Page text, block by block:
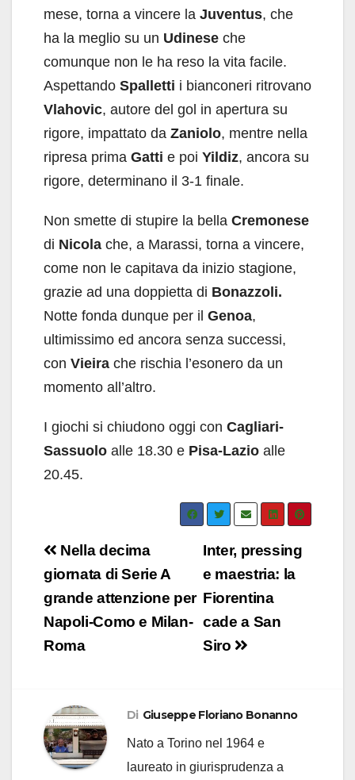
mese, torna a vincere la Juventus, che
ha la meglio su un Udinese che
comunque non le ha reso la vita facile.
Aspettando Spalletti i bianconeri ritrovano
Vlahovic, autore del gol in apertura su
rigore, impattato da Zaniolo, mentre nella
ripresa prima Gatti e poi Yildiz, ancora su
rigore, determinano il 3-1 finale.
Non smette di stupire la bella Cremonese
di Nicola che, a Marassi, torna a vincere,
come non le capitava da inizio stagione,
grazie ad una doppietta di Bonazzoli.
Notte fonda dunque per il Genoa,
ultimissimo ed ancora senza successi,
con Vieira che rischia l’esonero da un
momento all’altro.
I giochi si chiudono oggi con Cagliari-
Sassuolo alle 18.30 e Pisa-Lazio alle
20.45.
Navigazione
articoli
Inter, pressing
e maestria: la
Fiorentina
cade a San
Siro
Nella decima
giornata di Serie A
grande attenzione per
Napoli-Como e Milan-
Roma
Di Giuseppe Floriano Bonanno
Nato a Torino nel 1964 e
laureato in giurisprudenza a